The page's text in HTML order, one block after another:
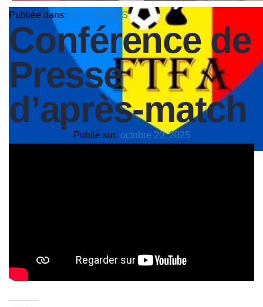
Publiée dans: ACTUALITES
Conférence de
Presse
d’après-match
Publié sur: octobre 20, 2025